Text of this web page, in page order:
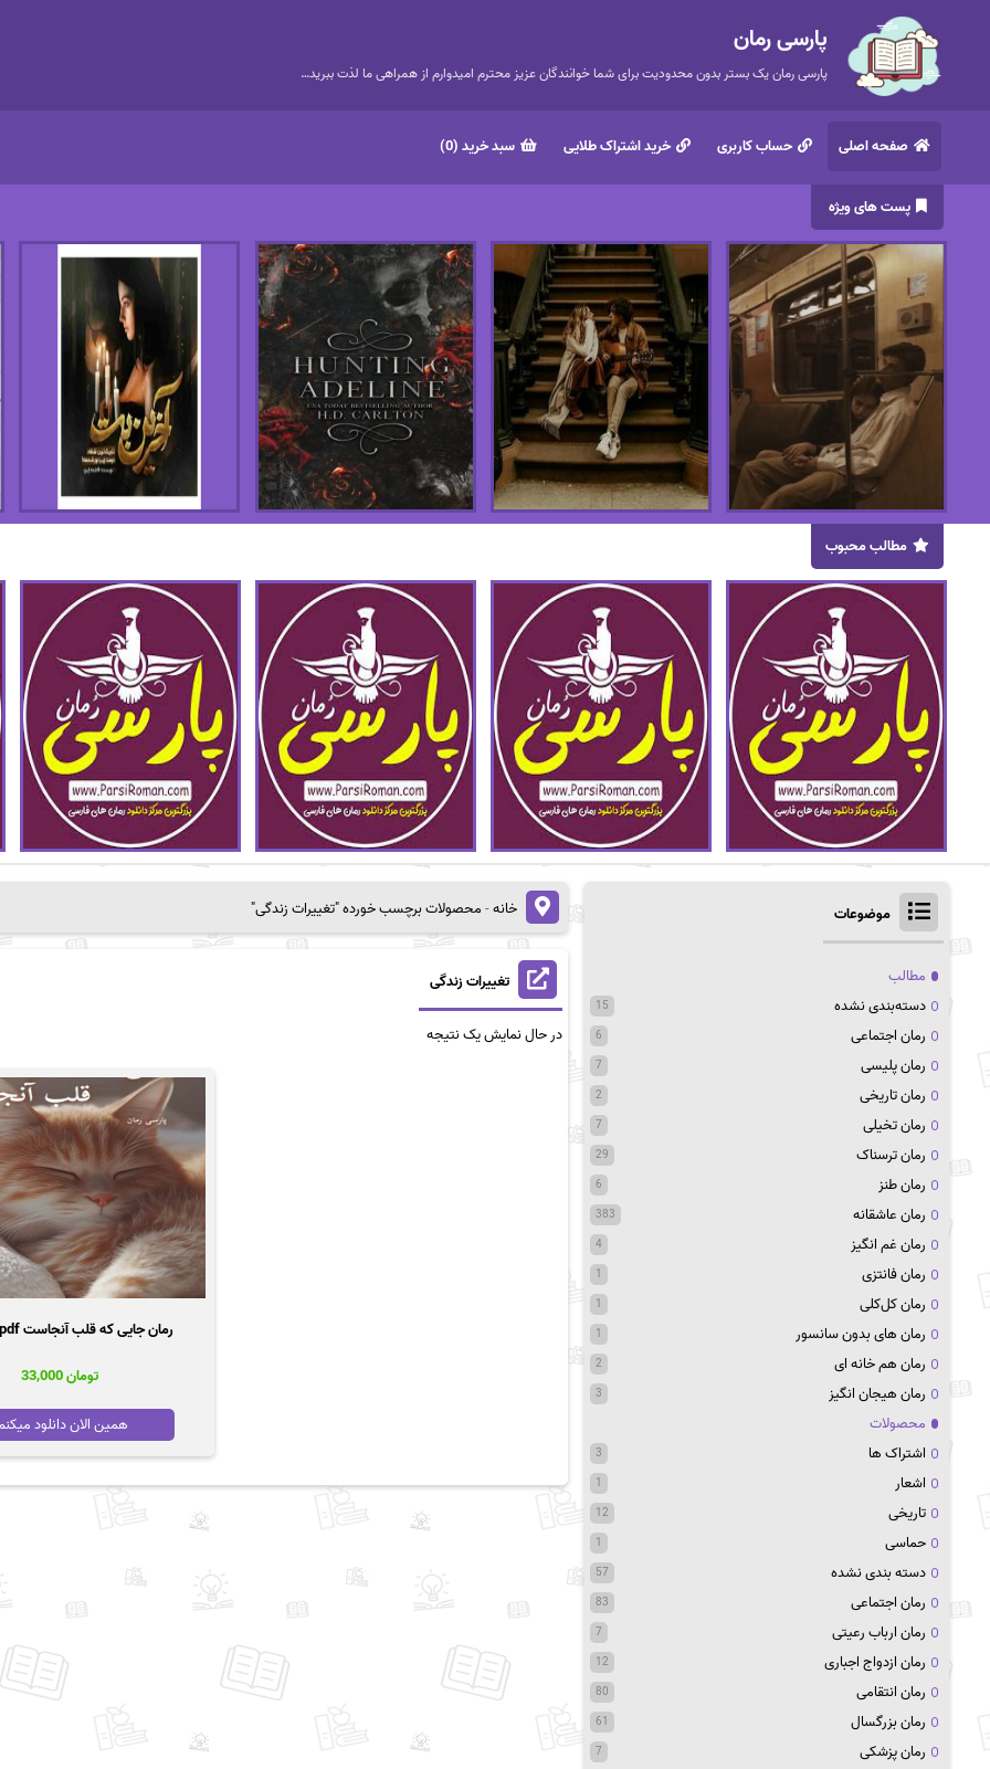
پارسی رمان
پارسی رمان یک بستر بدون محدودیت برای شما خوانندگان عزیز محترم امیدوارم از همراهی ما لذت ببرید…
صفحه اصلی حساب کاربری خرید اشتراک طلایی سبد خرید (0)
پست های ویژه
مطالب محبوب
خانه-محصولات برچسب خورده "تغییرات زندگی"
تغییرات زندگی
در حال نمایش یک نتیجه
رمان جایی که قلب آنجاست pdf |اثر سورنا
تومان
همین الان دانلود
موضوعات
مطالب
دسته‌بندی نشده
15
رمان اجتماعی 6
رمان پلیسی 7
رمان تاریخی 2
رمان تخیلی 7
رمان ترسناک 29
رمان طنز 6
رمان عاشقانه 383
رمان غم انگیز 4
رمان فانتزی 1
رمان کل‌کلی 1
رمان های بدون سانسور 1
رمان هم خانه ای 2
رمان هیجان انگیز 3
محصولات
اشتراک ها
3
اشعار 1
تاریخی 12
حماسی 1
دسته بندی نشده 57
رمان اجتماعی 83
رمان ارباب رعیتی 7
رمان ازدواج اجباری 12
رمان انتقامی 80
رمان بزرگسال 61
رمان پزشکی 7